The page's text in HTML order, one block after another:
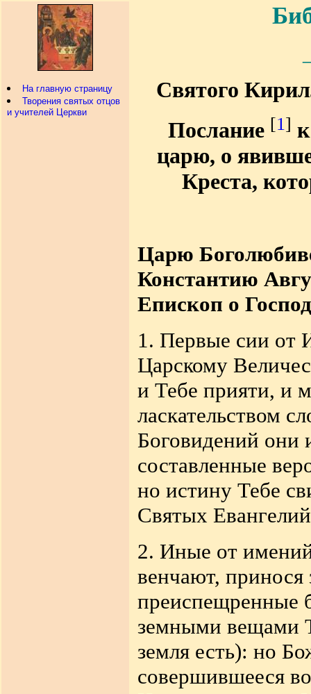
На главную страницу
Творения святых отцов
и учителей Церкви
Святого
Послание [1]
царю, о
Креста,
Царю
Константию
Епископ о
1. Первые сии от
Царскому
и Тебе прияти, и
ласкательством
Боговидений они
составленные
но истину Тебе
Святых
2. Иные от
венчают, принося
преиспещренные
земными вещами
земля есть): но
совершившееся